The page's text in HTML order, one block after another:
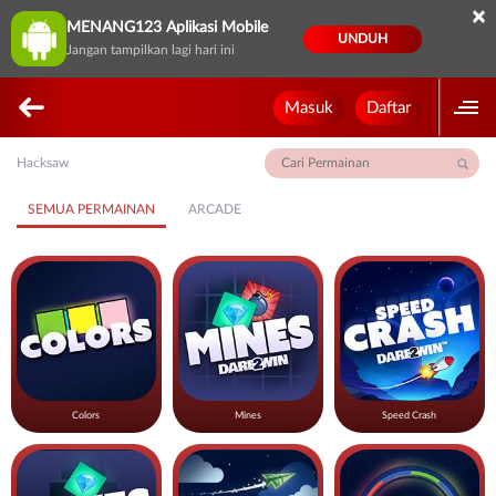
MENANG123 Aplikasi Mobile
Jangan tampilkan lagi hari ini
UNDUH
×
Masuk Daftar
Hacksaw
SEMUA PERMAINAN ARCADE
Colors Mines Speed Crash